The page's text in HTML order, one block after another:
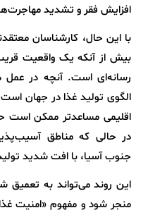
افزایش فقر و تشدید
با این حال، کارشناسان
بیش از آنکه یک واقعیت
رسانه‌ای است. آنچه در عمل
الگوی تولید غذا در جهان
اقلیمی مساعدتر ممکن است
در حالی که مناطق
جنوب آسیا، با افت شدید
این روند می‌تواند به
منجر شود و مفهوم «امنیت